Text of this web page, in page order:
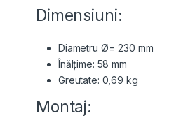
Dimensiuni:
Diametru Ø= 230 mm
Înălțime: 58 mm
Greutate: 0,69 kg
Montaj: